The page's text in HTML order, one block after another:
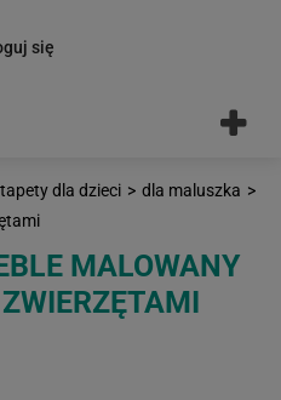
się
dla dzieci > dla maluszka >
MALOWANY